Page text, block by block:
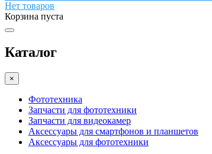
Нет товаров
Корзина пуста
Каталог
×
Фототехника
Запчасти для фототехники
Запчасти для видеокамер
Аксессуары для смартфонов и планшетов
Аксессуары для фототехники